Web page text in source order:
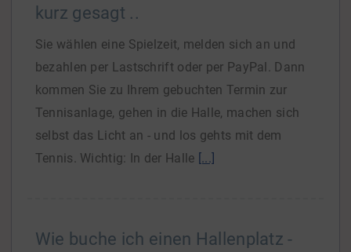
kurz gesagt ..
Sie wählen eine Spielzeit, melden sich an und
bezahlen per Lastschrift oder per PayPal. Dann
kommen Sie zu Ihrem gebuchten Termin zur
Tennisanlage, gehen in die Halle, machen sich
selbst das Licht an - und los gehts mit dem
Tennis. Wichtig: In der Halle [...]
Wie buche ich einen Hallenplatz -